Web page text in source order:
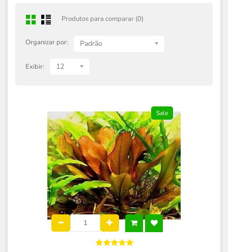
Produtos para comparar (0)
Organizar por: Padrão
Exibir: 12
Sale